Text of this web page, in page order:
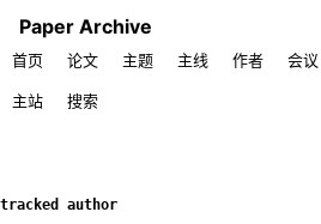
Paper Archive
首页 论文 主题 主线 作者 会议
主站 搜索
tracked author